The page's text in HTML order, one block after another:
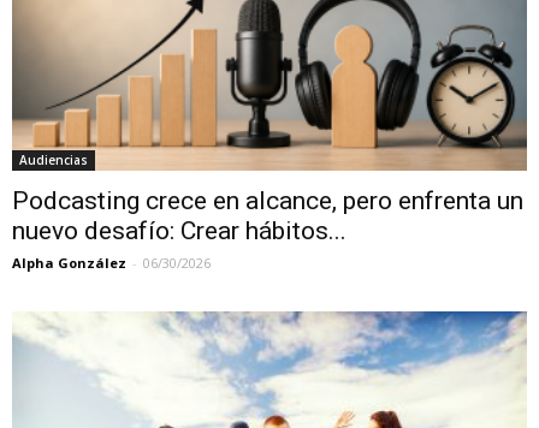
Audiencias
Podcasting crece en alcance, pero enfrenta un
nuevo desafío: Crear hábitos...
Alpha González - 06/30/2026